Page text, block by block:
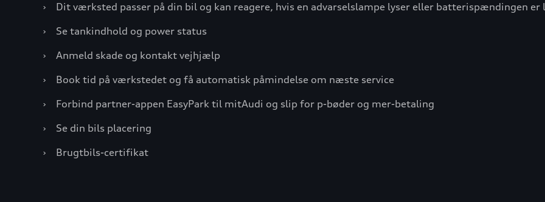
›
Dit værksted passer på din bil og kan reagere, hvis en advarselslampe lyser eller batterispændingen er
›
Se tankindhold og power status
›
Anmeld skade og kontakt vejhjælp
›
Book tid på værkstedet og få automatisk påmindelse om næste service
›
Forbind partner-appen EasyPark til mitAudi og slip for p-bøder og mer-betaling
›
Se din bils placering
›
Brugtbils-certifikat